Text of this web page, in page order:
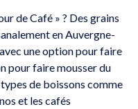
de Café » ? Des grains
en Auvergne-
une option pour faire
pour faire mousser du
de boissons comme
et les cafés